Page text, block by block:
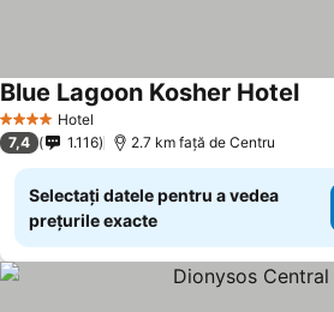
4 Stele Hotel
Blue Lagoon Kosher Hotel
7,4 1.116 2.7 km faţă de Centru
Selectați datele pentru a vedea
prețurile exacte